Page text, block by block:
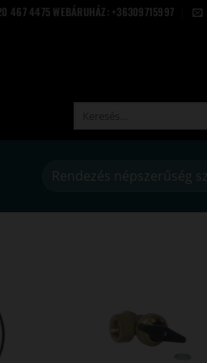
467 4475 WEBÁRUHÁZ: +36309715997